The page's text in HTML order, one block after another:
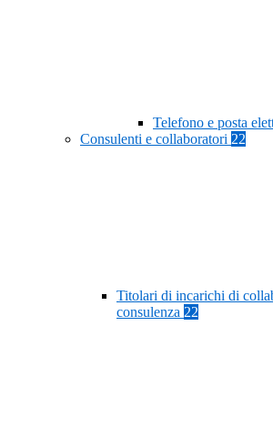
Telefono e posta
Consulenti e collaboratori 22
Titolari di incarichi di
consulenza 22